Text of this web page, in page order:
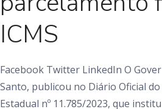
ICMS
Facebook Twitter LinkedIn O
Santo, publicou no Diário Oficial
Estadual nº 11.785/2023, que